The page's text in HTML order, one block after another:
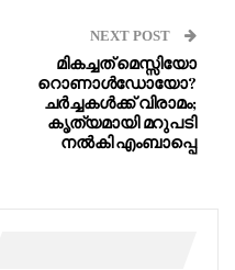
NEXT POST
മികച്ചത് മെസ്സിയോ
റൊണാൾഡോയോ?
ചർച്ചകൾക്ക് വിരാമം;
കൃത്യമായി മറുപടി
നൽകി എംബാപ്പെ